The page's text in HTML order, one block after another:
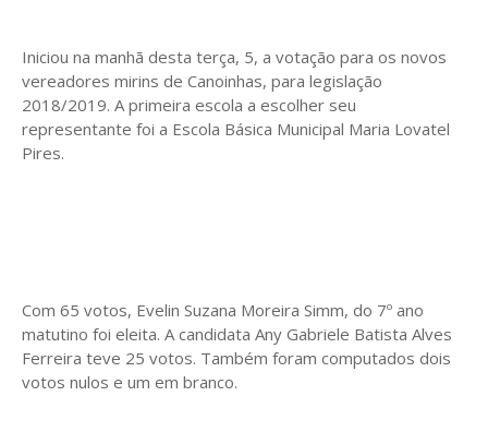
Iniciou na manhã desta terça, 5, a votação para os novos
vereadores mirins de Canoinhas, para legislação
2018/2019. A primeira escola a escolher seu
representante foi a Escola Básica Municipal Maria Lovatel
Pires.
Com 65 votos, Evelin Suzana Moreira Simm, do 7º ano
matutino foi eleita. A candidata Any Gabriele Batista Alves
Ferreira teve 25 votos. Também foram computados dois
votos nulos e um em branco.